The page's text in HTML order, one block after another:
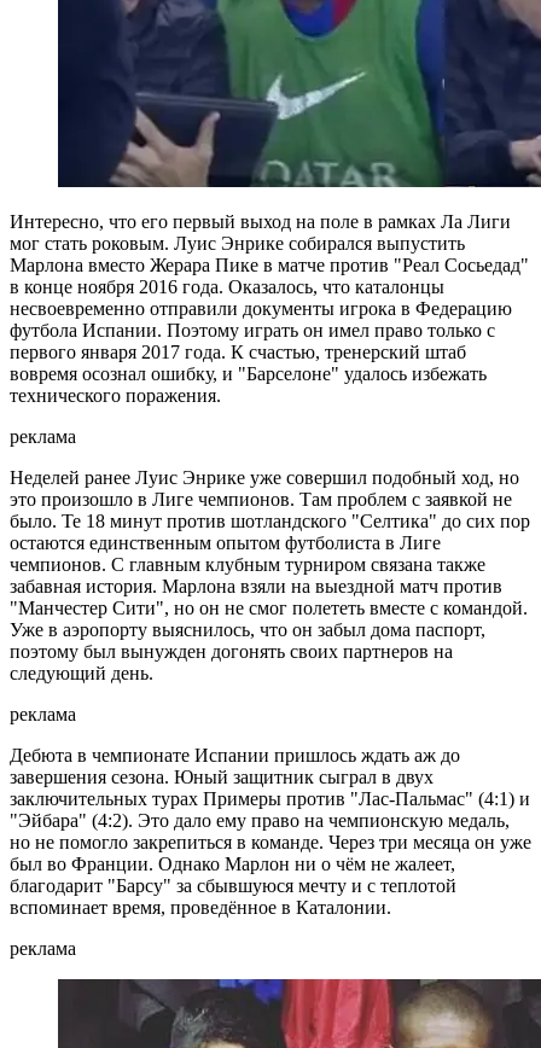
Интересно, что его первый выход на поле в рамках Ла Лиги
мог стать роковым. Луис Энрике собирался выпустить
Марлона вместо Жерара Пике в матче против "Реал Сосьедад"
в конце ноября 2016 года. Оказалось, что каталонцы
несвоевременно отправили документы игрока в Федерацию
футбола Испании. Поэтому играть он имел право только с
первого января 2017 года. К счастью, тренерский штаб
вовремя осознал ошибку, и "Барселоне" удалось избежать
технического поражения.
реклама
Неделей ранее Луис Энрике уже совершил подобный ход, но
это произошло в Лиге чемпионов. Там проблем с заявкой не
было. Те 18 минут против шотландского "Селтика" до сих пор
остаются единственным опытом футболиста в Лиге
чемпионов. С главным клубным турниром связана также
забавная история. Марлона взяли на выездной матч против
"Манчестер Сити", но он не смог полететь вместе с командой.
Уже в аэропорту выяснилось, что он забыл дома паспорт,
поэтому был вынужден догонять своих партнеров на
следующий день.
реклама
Дебюта в чемпионате Испании пришлось ждать аж до
завершения сезона. Юный защитник сыграл в двух
заключительных турах Примеры против "Лас-Пальмас" (4:1) и
"Эйбара" (4:2). Это дало ему право на чемпионскую медаль,
но не помогло закрепиться в команде. Через три месяца он уже
был во Франции. Однако Марлон ни о чём не жалеет,
благодарит "Барсу" за сбывшуюся мечту и с теплотой
вспоминает время, проведённое в Каталонии.
реклама